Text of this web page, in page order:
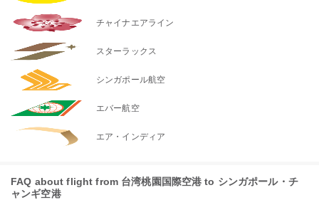
チャイナエアライン
スターラックス
シンガポール航空
エバー航空
エア・インディア
FAQ about flight from 台湾桃園国際空港 to シンガポール・チ
ャンギ空港